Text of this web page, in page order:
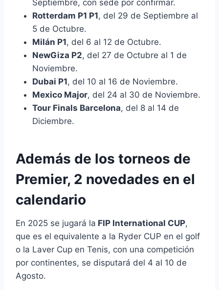
Septiembre, con sede por confirmar.
Rotterdam P1 P1, del 29 de Septiembre al
5 de Octubre.
Milán P1, del 6 al 12 de Octubre.
NewGiza P2, del 27 de Octubre al 1 de
Noviembre.
Dubai P1, del 10 al 16 de Noviembre.
Mexico Major, del 24 al 30 de Noviembre.
Tour Finals Barcelona, del 8 al 14 de
Diciembre.
Además de los torneos de
Premier, 2 novedades en el
calendario
En 2025 se jugará la FIP International CUP,
que es el equivalente a la Ryder CUP en el golf
o la Laver Cup en Tenis, con una competición
por continentes, se disputará del 4 al 10 de
Agosto.